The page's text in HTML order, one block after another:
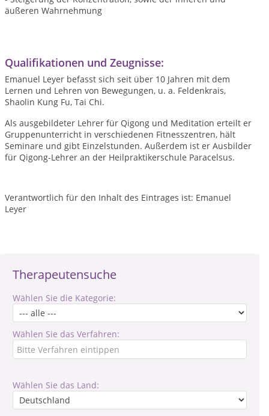
Therapeutensuche
Wählen Sie die Kategorie:
Wählen Sie das Verfahren:
Wählen Sie das Land:
äußeren Wahrnehmung
Qualifikationen und Zeugnisse:
Emanuel Leyer befasst sich seit über 10 Jahren mit dem
Lernen und Lehren von Bewegungen, u. a. Feldenkrais,
Shaolin Kung Fu, Tai Chi.
Als ausgebildeter Lehrer für Qigong und Meditation erteilt er
Gruppenunterricht in verschiedenen Fitnesszentren, hält
Seminare und gibt Einzelstunden. Außerdem ist er Ausbilder
für Qigong-Lehrer an der Heilpraktikerschule Paracelsus.
Verantwortlich für den Inhalt des Eintrages ist: Emanuel
Leyer